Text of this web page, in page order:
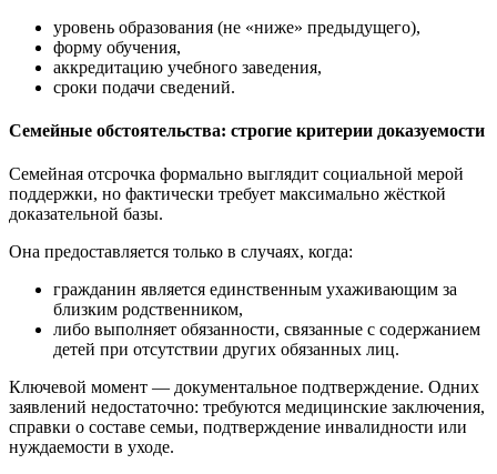
уровень образования (не «ниже» предыдущего),
форму обучения,
аккредитацию учебного заведения,
сроки подачи сведений.
Семейные обстоятельства: строгие критерии доказуемости
Семейная отсрочка формально выглядит социальной мерой
поддержки, но фактически требует максимально жёсткой
доказательной базы.
Она предоставляется только в случаях, когда:
гражданин является единственным ухаживающим за
близким родственником,
либо выполняет обязанности, связанные с содержанием
детей при отсутствии других обязанных лиц.
Ключевой момент — документальное подтверждение. Одних
заявлений недостаточно: требуются медицинские заключения,
справки о составе семьи, подтверждение инвалидности или
нуждаемости в уходе.